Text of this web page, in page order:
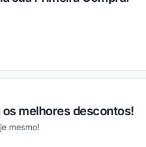
melhores descontos!
mesmo!